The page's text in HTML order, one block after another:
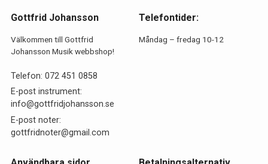
Gottfrid Johansson
Välkommen till Gottfrid
Johansson Musik webbshop!
Telefon: 072 451 0858
E-post instrument:
info@gottfridjohansson.se
E-post noter:
gottfridnoter@gmail.com
Telefontider:
Måndag – fredag 10-12